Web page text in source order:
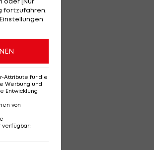
fortzufahren.
Attribute für die
Werbung und
Entwicklung
von
verfügbar: